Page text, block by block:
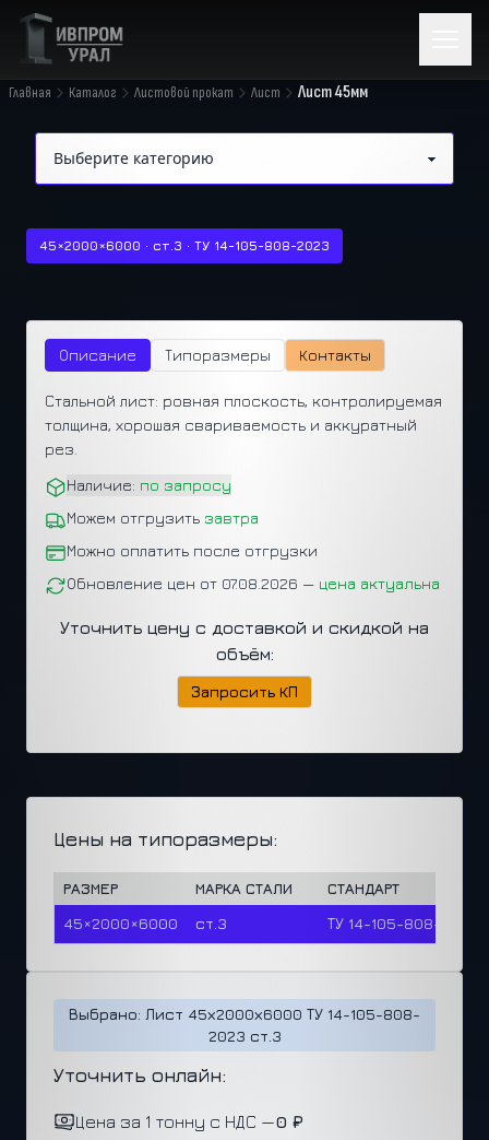
Главная Каталог Листовой прокат Лист Лист 45мм
45×2000×6000 · ст.3 · ТУ 14-105-808-2023
Описание Типоразмеры Контакты
Стальной лист: ровная плоскость, контролируемая
толщина, хорошая свариваемость и аккуратный
рез.
Наличие: по запросу
Можем отгрузить завтра
Можно оплатить после отгрузки
Обновление цен от 07.08.2026 — цена актуальна
Уточнить цену с доставкой и скидкой на
объём:
Запросить КП
Цены на типоразмеры:
РАЗМЕР МАРКА СТАЛИ
СТАНДАРТ
45×2000×6000
ст.3 ТУ 14-105-808-2023
Выбрано: Лист 45х2000х6000 ТУ 14-105-808-
2023 ст.3
Уточнить онлайн:
Цена за 1 тонну с НДС —0 ₽